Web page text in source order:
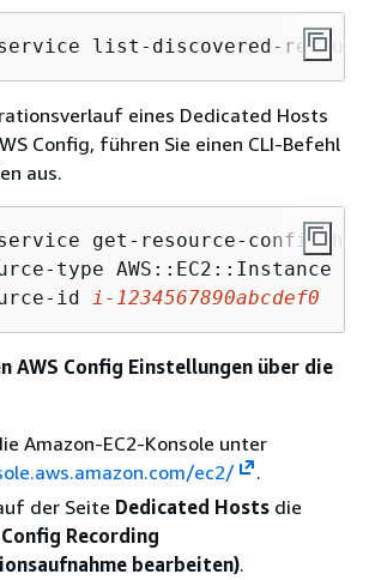
list-discovered-
eines Dedicated Hosts
Config, führen Sie einen CLI-Befehl
aus.
get-resource-config-
type AWS::EC2::Instance \
id
i-1234567890abcdef0
AWS Config Einstellungen über die
Amazon-EC2-Konsole unter
ec2/
.
der Seite Dedicated Hosts die
Recording
bearbeiten).